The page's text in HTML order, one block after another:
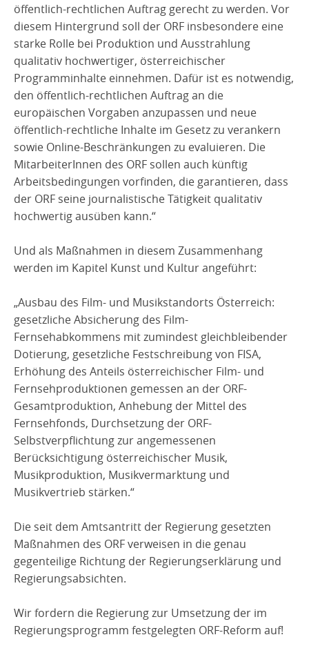
öffentlich-rechtlichen Auftrag gerecht zu werden. Vor
diesem Hintergrund soll der ORF insbesondere eine
starke Rolle bei Produktion und Ausstrahlung
qualitativ hochwertiger, österreichischer
Programminhalte einnehmen. Dafür ist es notwendig,
den öffentlich-rechtlichen Auftrag an die
europäischen Vorgaben anzupassen und neue
öffentlich-rechtliche Inhalte im Gesetz zu verankern
sowie Online-Beschränkungen zu evaluieren. Die
MitarbeiterInnen des ORF sollen auch künftig
Arbeitsbedingungen vorfinden, die garantieren, dass
der ORF seine journalistische Tätigkeit qualitativ
hochwertig ausüben kann.“
Und als Maßnahmen in diesem Zusammenhang
werden im Kapitel Kunst und Kultur angeführt:
„Ausbau des Film- und Musikstandorts Österreich:
gesetzliche Absicherung des Film-
Fernsehabkommens mit zumindest gleichbleibender
Dotierung, gesetzliche Festschreibung von FISA,
Erhöhung des Anteils österreichischer Film- und
Fernsehproduktionen gemessen an der ORF-
Gesamtproduktion, Anhebung der Mittel des
Fernsehfonds, Durchsetzung der ORF-
Selbstverpflichtung zur angemessenen
Berücksichtigung österreichischer Musik,
Musikproduktion, Musikvermarktung und
Musikvertrieb stärken.“
Die seit dem Amtsantritt der Regierung gesetzten
Maßnahmen des ORF verweisen in die genau
gegenteilige Richtung der Regierungserklärung und
Regierungsabsichten.
Wir fordern die Regierung zur Umsetzung der im
Regierungsprogramm festgelegten ORF-Reform auf!